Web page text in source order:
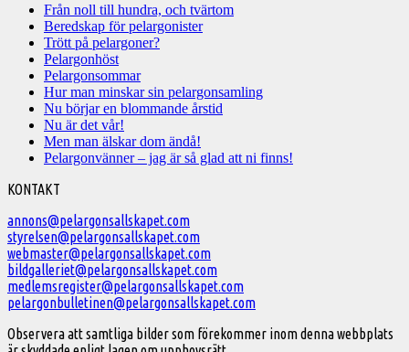
Från noll till hundra, och tvärtom
Beredskap för pelargonister
Trött på pelargoner?
Pelargonhöst
Pelargonsommar
Hur man minskar sin pelargonsamling
Nu börjar en blommande årstid
Nu är det vår!
Men man älskar dom ändå!
Pelargonvänner – jag är så glad att ni finns!
Välkommen
till
Svenska
Pelargonsällskapet
KONTAKT
annons@pelargonsallskapet.com
styrelsen@pelargonsallskapet.com
webmaster@pelargonsallskapet.com
bildgalleriet@pelargonsallskapet.com
medlemsregister@pelargonsallskapet.com
pelargonbulletinen@pelargonsallskapet.com
Observera att samtliga bilder som förekommer inom denna webbplats